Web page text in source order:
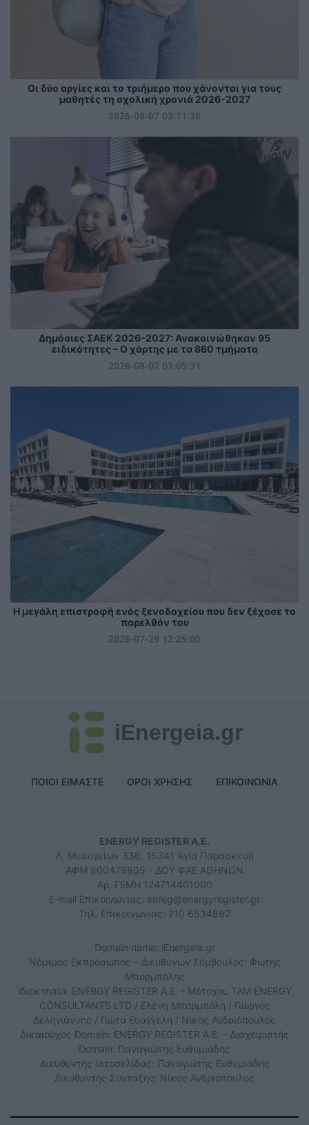
Οι δύο αργίες και το τριήμερο που χάνονται για τους
μαθητές τη σχολική χρονιά 2026-2027
2026-08-07 03:11:38
Δημόσιες ΣΑΕΚ 2026-2027: Ανακοινώθηκαν 95
ειδικότητες – Ο χάρτης με τα 860 τμήματα
2026-08-07 01:05:31
Η μεγάλη επιστροφή ενός ξενοδοχείου που δεν ξέχασε το
παρελθόν του
2026-07-29 12:25:00
iEnergeia.gr
ΠΟΙΟΙ ΕΙΜΑΣΤΕ ΟΡΟΙ ΧΡΗΣΗΣ ΕΠΙΚΟΙΝΩΝΙΑ
ENERGY REGISTER Α.Ε.
Λ. Μεσογείων 336, 15341 Αγία Παρασκευή
ΑΦΜ 800479805 - ΔΟΥ ΦΑΕ ΑΘΗΝΩΝ
Αρ. ΓΕΜΗ 124714401000
E-mail Επικοινωνίας: enreg@energyregister.gr
Τηλ. Επικοινωνίας: 210 6534882
Domain name: iEnergeia.gr
Νόμιμος Εκπρόσωπος - Διευθύνων Σύμβουλος: Φώτης
Μπορμπόλης
Ιδιοκτησία: ENERGY REGISTER Α.Ε. - Μέτοχοι: TAM ENERGY
CONSULTANTS LTD / Ελένη Μπορμπόλη / Γιώργος
Δεληγιάννης / Γιώτα Ευαγγελή / Νίκος Ανδριόπουλος
Δικαιούχος Domain: ENERGY REGISTER Α.Ε. - Διαχειριστής
Domain: Παναγιώτης Ευθυμιάδης
Διευθυντής Ιστοσελίδας: Παναγιώτης Ευθυμιάδης
Διευθυντής Σύνταξης: Νίκος Ανδριόπουλος